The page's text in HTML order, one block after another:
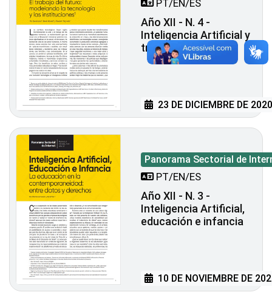
PT/EN/ES
Año XII - N. 4 -
Inteligencia Artificial y
trabajo
23 DE DICIEMBRE DE
Panorama Sectorial de
PT/EN/ES
Año XII - N. 3 -
Inteligencia Artificial,
educación e infancia
10 DE NOVIEMBRE DE